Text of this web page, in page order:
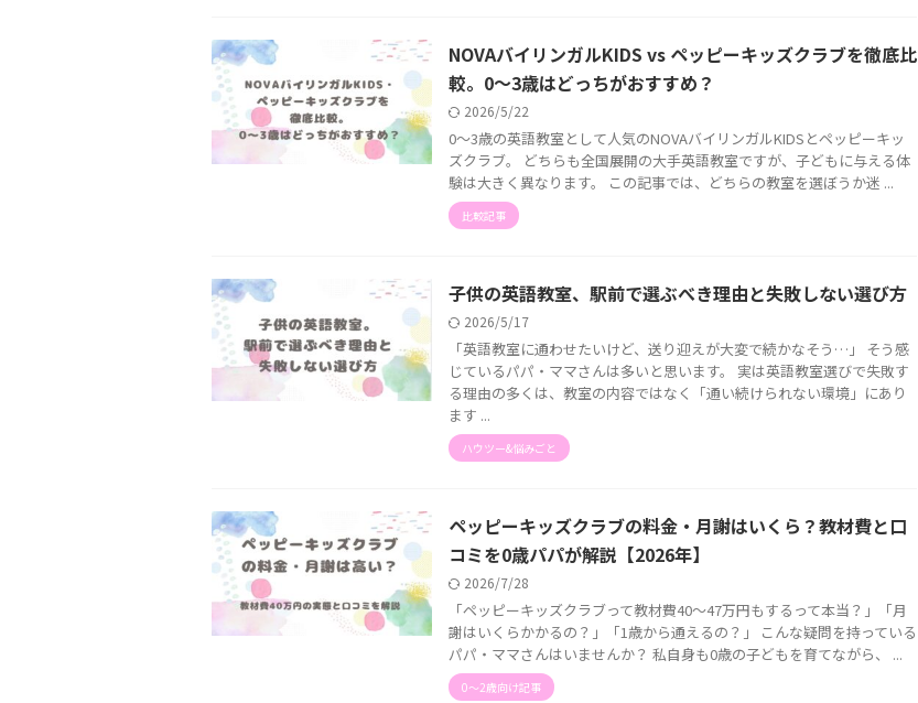
NOVAバイリンガルKIDS vs ペッピーキッズクラブを徹底比
較。0〜3歳はどっちがおすすめ？
2026/5/22
0〜3歳の英語教室として人気のNOVAバイリンガルKIDSとペッピーキッ
ズクラブ。 どちらも全国展開の大手英語教室ですが、子どもに与える体
験は大きく異なります。 この記事では、どちらの教室を選ぼうか迷 ...
比較記事
子供の英語教室、駅前で選ぶべき理由と失敗しない選び方
2026/5/17
「英語教室に通わせたいけど、送り迎えが大変で続かなそう…」 そう感
じているパパ・ママさんは多いと思います。 実は英語教室選びで失敗す
る理由の多くは、教室の内容ではなく「通い続けられない環境」にあり
ます ...
ハウツー&悩みごと
ペッピーキッズクラブの料金・月謝はいくら？教材費と口
コミを0歳パパが解説【2026年】
2026/7/28
「ペッピーキッズクラブって教材費40〜47万円もするって本当？」「月
謝はいくらかかるの？」「1歳から通えるの？」 こんな疑問を持っている
パパ・ママさんはいませんか？ 私自身も0歳の子どもを育てながら、 ...
0〜2歳向け記事